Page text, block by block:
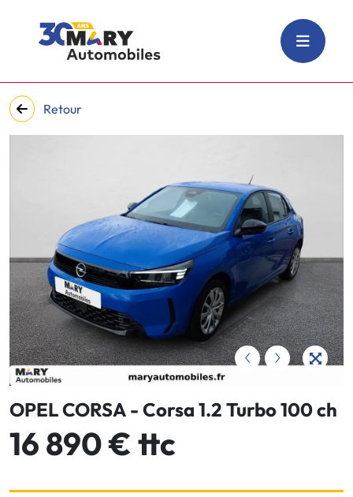
Retour
‹ ›
OPEL CORSA - Corsa 1.2 Turbo 100 ch
16 890 € ttc